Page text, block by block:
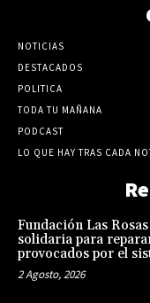
NOTICIAS
DESTACADOS
POLITICA
TODA TU MAÑANA
PODCAST
LO QUE HAY TRAS CADA
Fundación Las
solidaria para
provocados por el
2 Agosto, 2026